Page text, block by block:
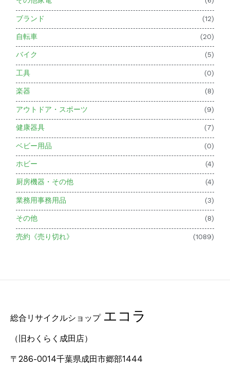
ブランド (12)
自転車 (20)
バイク (5)
工具 (0)
楽器 (8)
アウトドア・スポーツ (9)
健康器具 (7)
ベビー用品 (0)
ホビー (4)
厨房機器・その他 (4)
業務用事務用品 (3)
その他 (8)
売約《売り切れ》 (1089)
総合リサイクルショップ エコラ
（旧わくらく成田店）
〒286-0014千葉県成田市郷部1444